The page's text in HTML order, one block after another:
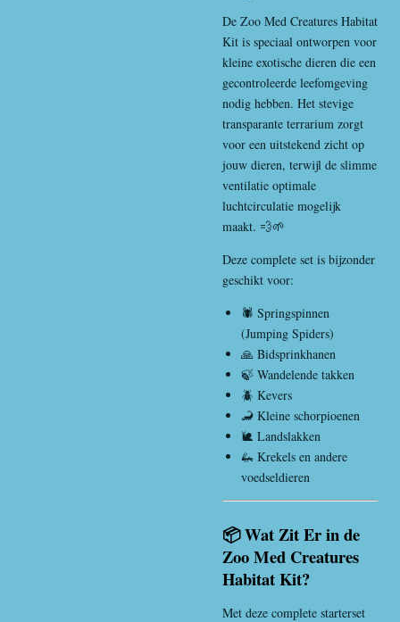
De Zoo Med Creatures Habitat
Kit is speciaal ontworpen voor
kleine exotische dieren die een
gecontroleerde leefomgeving
nodig hebben. Het stevige
transparante terrarium zorgt
voor een uitstekend zicht op
jouw dieren, terwijl de slimme
ventilatie optimale
luchtcirculatie mogelijk
maakt. 💨🌱
Deze complete set is bijzonder
geschikt voor:
🕷️ Springspinnen
(Jumping Spiders)
🙏 Bidsprinkhanen
🍃 Wandelende takken
🪲 Kevers
🦂 Kleine schorpioenen
🐌 Landslakken
🦗 Krekels en andere
voedseldieren
📦 Wat Zit Er in de
Zoo Med Creatures
Habitat Kit?
Met deze complete starterset